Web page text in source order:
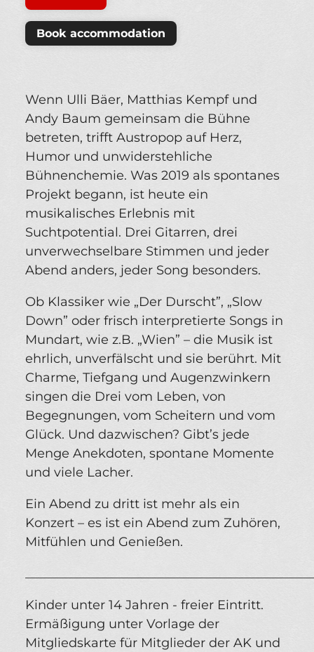
Book accommodation
Wenn Ulli Bäer, Matthias Kempf und
Andy Baum gemeinsam die Bühne
betreten, trifft Austropop auf Herz,
Humor und unwiderstehliche
Bühnenchemie. Was 2019 als spontanes
Projekt begann, ist heute ein
musikalisches Erlebnis mit
Suchtpotential. Drei Gitarren, drei
unverwechselbare Stimmen und jeder
Abend anders, jeder Song besonders.
Ob Klassiker wie „Der Durscht”, „Slow
Down” oder frisch interpretierte Songs in
Mundart, wie z.B. „Wien” – die Musik ist
ehrlich, unverfälscht und sie berührt. Mit
Charme, Tiefgang und Augenzwinkern
singen die Drei vom Leben, von
Begegnungen, vom Scheitern und vom
Glück. Und dazwischen? Gibt’s jede
Menge Anekdoten, spontane Momente
und viele Lacher.
Ein Abend zu dritt ist mehr als ein
Konzert – es ist ein Abend zum Zuhören,
Mitfühlen und Genießen.
Kinder unter 14 Jahren - freier Eintritt.
Ermäßigung unter Vorlage der
Mitgliedskarte für Mitglieder der AK und